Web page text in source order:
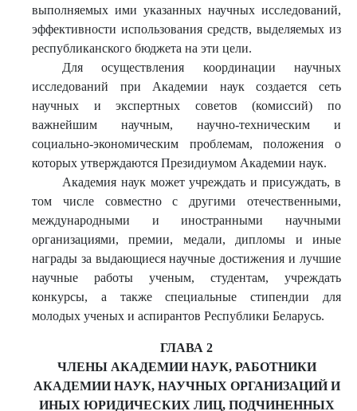
выполняемых ими указанных научных исследований,
эффективности использования средств, выделяемых из
республиканского бюджета на эти цели.
Для осуществления координации научных
исследований при Академии наук создается сеть
научных и экспертных советов (комиссий) по
важнейшим научным, научно-техническим и
социально-экономическим проблемам, положения о
которых утверждаются Президиумом Академии наук.
Академия наук может учреждать и присуждать, в
том числе совместно с другими отечественными,
международными и иностранными научными
организациями, премии, медали, дипломы и иные
награды за выдающиеся научные достижения и лучшие
научные работы ученым, студентам, учреждать
конкурсы, а также специальные стипендии для
молодых ученых и аспирантов Республики Беларусь.
ГЛАВА 2
ЧЛЕНЫ АКАДЕМИИ НАУК, РАБОТНИКИ
АКАДЕМИИ НАУК, НАУЧНЫХ ОРГАНИЗАЦИЙ И
ИНЫХ ЮРИДИЧЕСКИХ ЛИЦ, ПОДЧИНЕННЫХ